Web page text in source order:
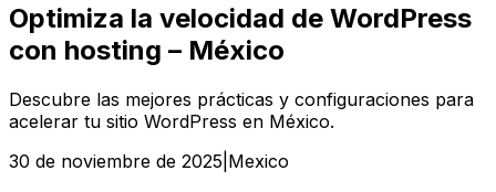
Optimiza la velocidad de WordPress
con hosting – México
Descubre las mejores prácticas y configuraciones para
acelerar tu sitio WordPress en México.
30 de noviembre de 2025 Mexico